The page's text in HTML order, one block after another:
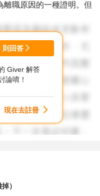
離職原因的一種證明。但
常是由公司主動終止合
的求職。
的內容與相關條款，同
證據。需要拍照離職單當
合的工作，順利度過這
則回答
Giver 解答
論唷！
現在去註冊
）